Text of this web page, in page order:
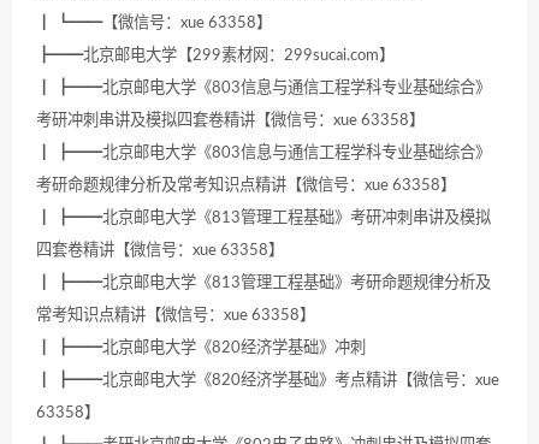
┃ ┗━━【微信号：xue 63358】
┣━━北京邮电大学【299素材网：299sucai.com】
┃ ┣━━北京邮电大学《803信息与通信工程学科专业基础综合》
考研冲刺串讲及模拟四套卷精讲【微信号：xue 63358】
┃ ┣━━北京邮电大学《803信息与通信工程学科专业基础综合》
考研命题规律分析及常考知识点精讲【微信号：xue 63358】
┃ ┣━━北京邮电大学《813管理工程基础》考研冲刺串讲及模拟
四套卷精讲【微信号：xue 63358】
┃ ┣━━北京邮电大学《813管理工程基础》考研命题规律分析及
常考知识点精讲【微信号：xue 63358】
┃ ┣━━北京邮电大学《820经济学基础》冲刺
┃ ┣━━北京邮电大学《820经济学基础》考点精讲【微信号：xue
63358】